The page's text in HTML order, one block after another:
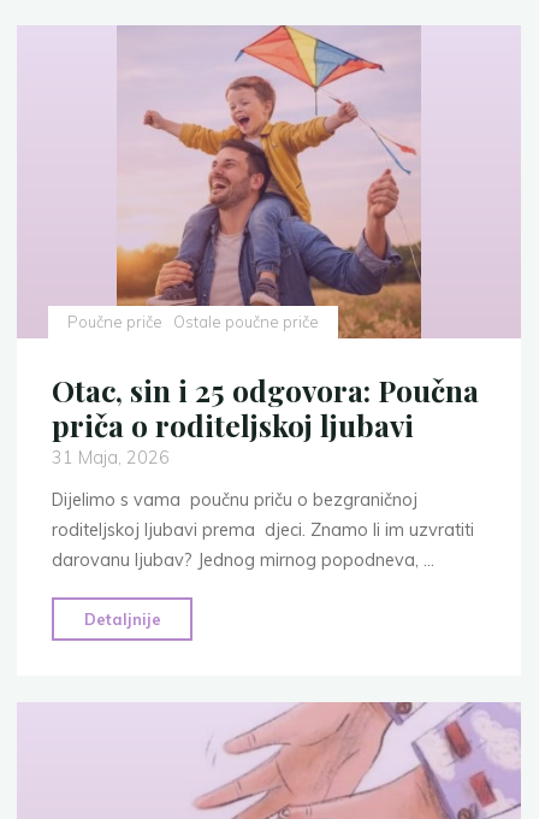
Poučne priče Ostale poučne priče
Otac, sin i 25 odgovora: Poučna
priča o roditeljskoj ljubavi
31 Maja, 2026
Dijelimo s vama poučnu priču o bezgraničnoj
roditeljskoj ljubavi prema djeci. Znamo li im uzvratiti
darovanu ljubav? Jednog mirnog popodneva, …
Detaljnije
sin
25
odgovora:
Poučna
priča